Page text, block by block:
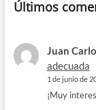
Últimos
Juan
adecuada
1 de junio de
¡Muy